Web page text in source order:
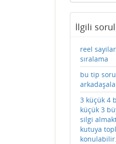
İlgili
reel
sıralama
bu tip
3 küçük 4
küçük 3
silgi
kutuya
konulabilir.